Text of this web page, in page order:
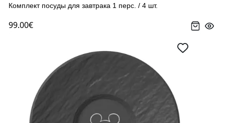
Комплект посуды для завтрака 1 перс. / 4 шт.
99.00€